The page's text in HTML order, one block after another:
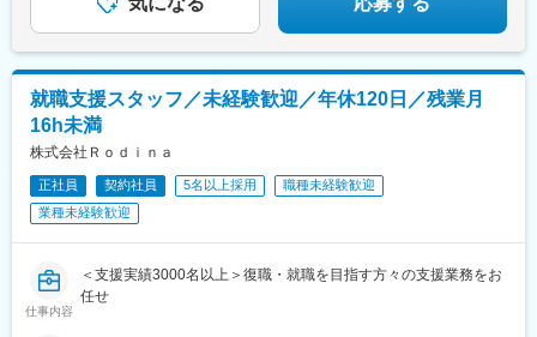
大路御池駅、醍醐駅(京都府)、上前津駅、千種駅、栄町駅(愛知
前駅、粟島駅、西富山駅、小泉町駅(富山県)、東向日駅、上小田井
駅、新那加駅、各務ケ原駅、関市役所前駅、車道駅、上飯田駅、
瀬戸市駅、オークスカナルパークホテル富山前、大町駅(富山県)、
洛西口駅、庄内緑地公園駅、苧ケ瀬駅
就職支援スタッフ／未経験歓迎／年休120日／残業月
16h未満
株式会社Ｒｏｄｉｎａ
正社員 契約社員 5名以上採用
職種未経験歓迎
業種未経験歓迎
仕事内容
＜支援実績3000名以上＞復職・就職を目指す方々の支援業務をお
任せ